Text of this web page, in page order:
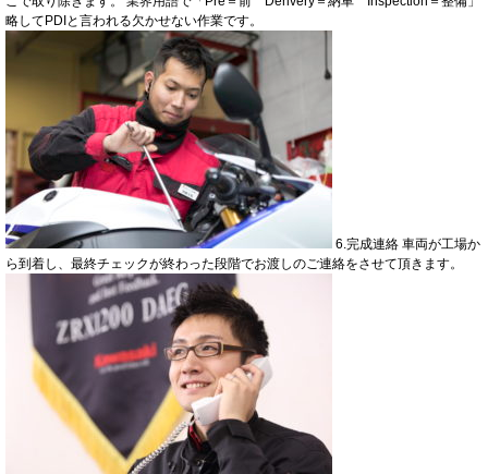
略してPDIと言われる欠かせない作業です。
6.完成連絡 車両が工場か
ら到着し、最終チェックが終わった段階でお渡しのご連絡をさせて頂きます。